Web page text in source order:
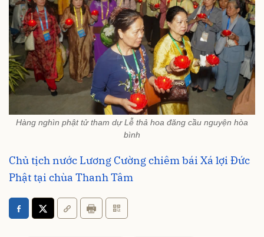
Hàng nghìn phật tử tham dự Lễ thả hoa đăng cầu nguyện hòa
bình
Chủ tịch nước Lương Cường chiêm bái Xá lợi Đức
Phật tại chùa Thanh Tâm